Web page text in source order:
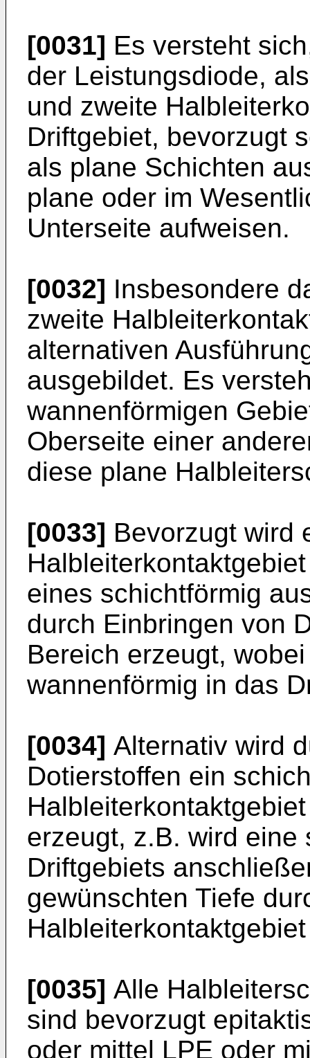
[0031] Es versteht
der Leistungsdiode,
und zweite
Driftgebiet, bevorzugt
als plane Schichten
plane oder im
Unterseite aufweisen.
[0032] Insbesondere
zweite
alternativen
ausgebildet. Es
wannenförmigen
Oberseite einer
diese plane
[0033] Bevorzugt wird
eines schichtförmig
durch Einbringen von
Bereich erzeugt,
wannenförmig in das
[0034] Alternativ wird
Dotierstoffen ein
erzeugt, z.B. wird
Driftgebiets
gewünschten Tiefe
[0035] Alle
sind bevorzugt
oder mittel LPE oder